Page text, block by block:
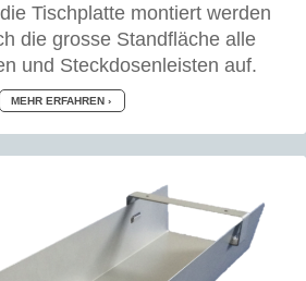
Tischplatte montiert werden
die grosse Standfläche alle
und Steckdosenleisten auf.
MEHR ERFAHREN